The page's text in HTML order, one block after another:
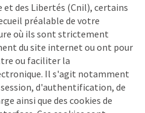
des Libertés (Cnil), certains
préalable de votre
où ils sont strictement
du site internet ou ont pour
ou faciliter la
Il s'agit notamment
d'authentification, de
ainsi que des cookies de